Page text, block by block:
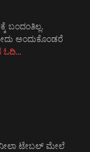
ಬಂದಂತಿಲ್ಲ.
ಅಂದುಕೊಂಡರೆ
ಓದಿ…
ನೀಲಾ ಟೇಬಲ್ ಮೇಲೆ